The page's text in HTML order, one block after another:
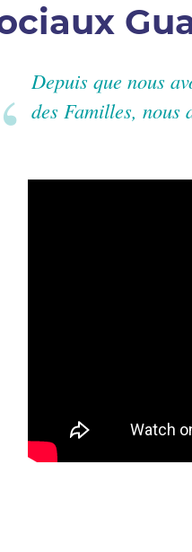
Depuis que nous
des Familles, nous